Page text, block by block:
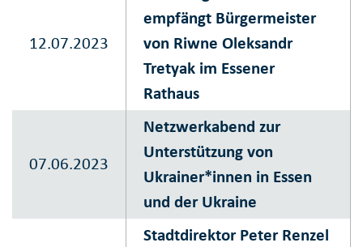
12.07.2023
empfängt Bürgermeister
von Riwne Oleksandr
Tretyak im Essener
Rathaus
07.06.2023
Netzwerkabend zur
Unterstützung von
Ukrainer*innen in Essen
und der Ukraine
Stadtdirektor Peter Renzel